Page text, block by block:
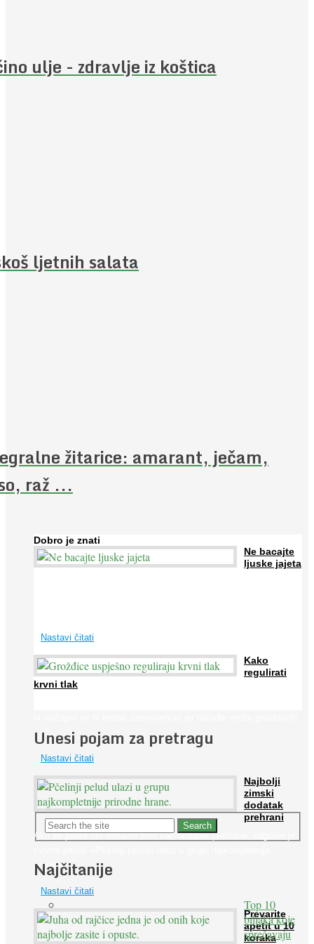
ulje - zdravlje iz koštica
ljetnih salata
žitarice: amarant, ječam,
raž ...
Dobro je znati
Ne bacajte
ljuske jajeta
Nastavi čitati
Kako
regulirati
krvni tlak
...
Nastavi čitati
Najbolji
zimski
dodatak
prehrani
Ako se pitate što nabaviti zimi kao dodatak prehrane, odgovor je:
prirodne ...
Nastavi čitati
Prevarite
apetit u 10
koraka
Unesi pojam za pretragu
Najčitanije
Top 10
biljaka koje
sprečavaju